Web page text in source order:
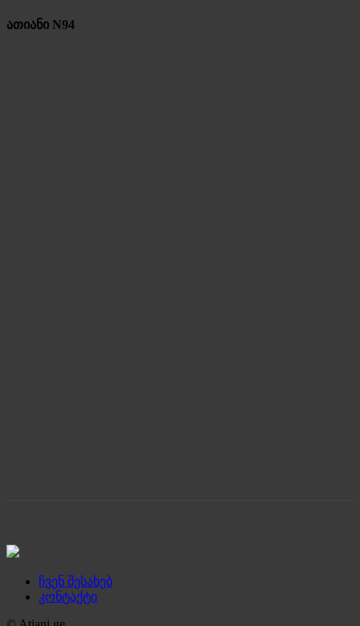
ათიანი N94
ჩვენ შესახებ
კონტაქტი